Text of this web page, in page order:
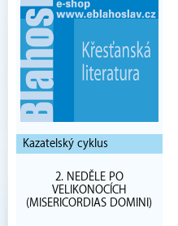
Kazatelský cyklus
2. NEDĚLE PO
VELIKONOCÍCH
(MISERICORDIAS DOMINI)